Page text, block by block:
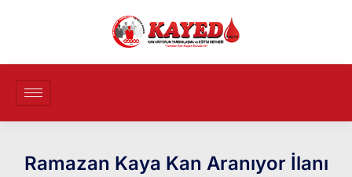
Ramazan Kaya Kan Aranıyor İlanı